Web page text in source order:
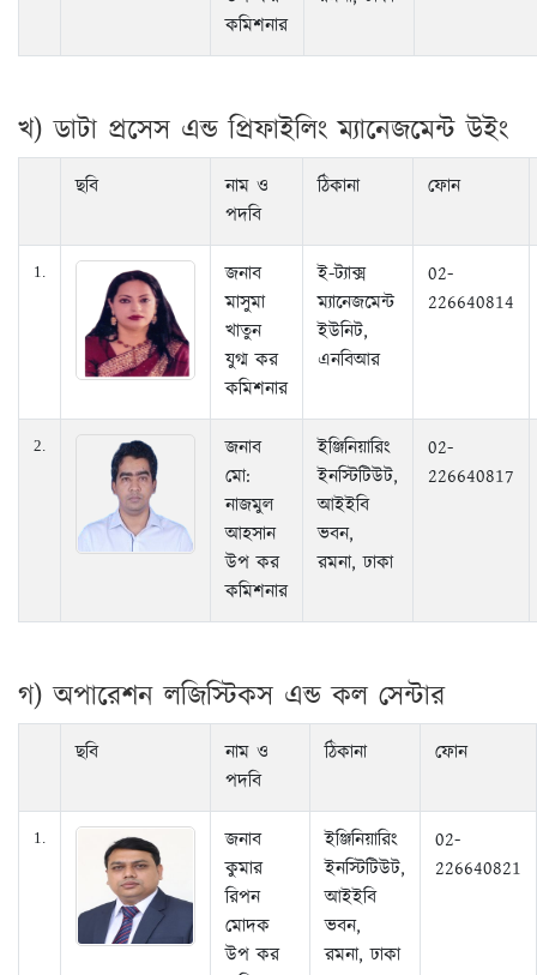
কমিশনার
খ) ডাটা প্রসেস এন্ড প্রিফাইলিং ম্যানেজমেন্ট উইং
ছবি
নাম ও
পদবি
ঠিকানা ফোন
1.
জনাব
মাসুমা
খাতুন
যুগ্ম কর
কমিশনার
ই-ট্যাক্স
ম্যানেজমেন্ট
ইউনিট,
এনবিআর
02-
226640814
2.
জনাব
মো:
নাজমুল
আহসান
উপ কর
কমিশনার
ইঞ্জিনিয়ারিং
ইনস্টিটিউট,
আইইবি
ভবন,
রমনা, ঢাকা
02-
226640817
গ) অপারেশন লজিস্টিকস এন্ড কল সেন্টার
ছবি
নাম ও
পদবি
ঠিকানা ফোন
1.
জনাব
কুমার
রিপন
মোদক
উপ কর
ইঞ্জিনিয়ারিং
ইনস্টিটিউট,
আইইবি
ভবন,
রমনা, ঢাকা
02-
226640821